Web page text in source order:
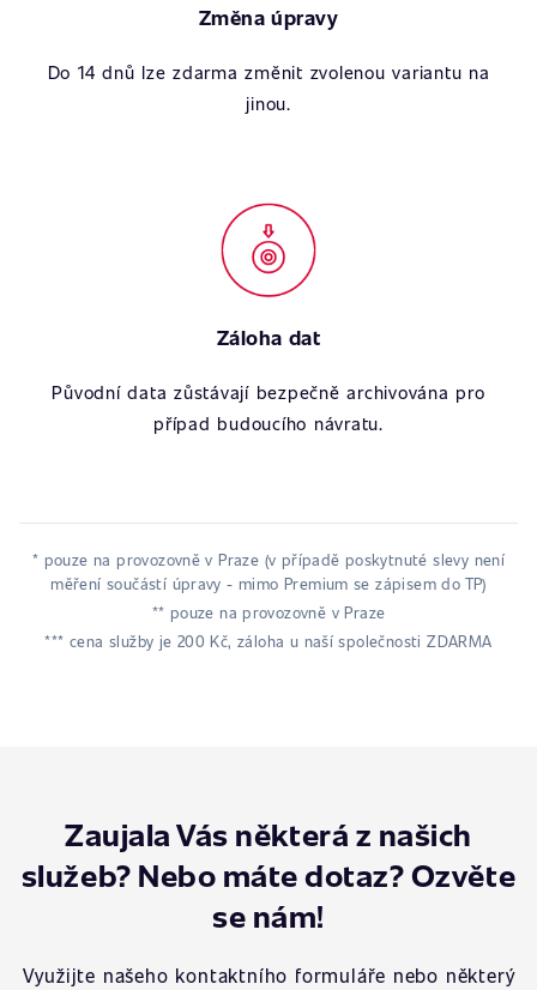
Změna úpravy
Do 14 dnů lze zdarma změnit zvolenou variantu na
jinou.
Záloha dat
Původní data zůstávají bezpečně archivována pro
případ budoucího návratu.
* pouze na provozovně v Praze (v případě poskytnuté slevy není
měření součástí úpravy - mimo Premium se zápisem do TP)
** pouze na provozovně v Praze
*** cena služby je 200 Kč, záloha u naší společnosti ZDARMA
Zaujala Vás některá z našich
služeb? Nebo máte dotaz? Ozvěte
se nám!
Využijte našeho kontaktního formuláře nebo některý